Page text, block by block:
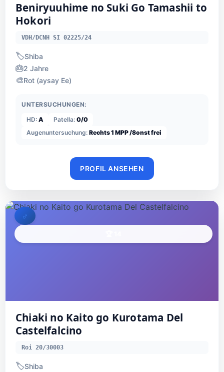
Beniryuuhime no Suki Go Tamashii to
Hokori
VDH/DCNH SI 02225/24
🏷️Shiba
🎂2 Jahre
🎨Rot (aysay Ee)
UNTERSUCHUNGEN:
HD: A Patella: 0/0
Augenuntersuchung: Rechts 1 MPP /Sonst frei
PROFIL ANSEHEN
♂
Chiaki no Kaito go Kurotama Del
Castelfalcino
Roi 20/30003
🏷️Shiba